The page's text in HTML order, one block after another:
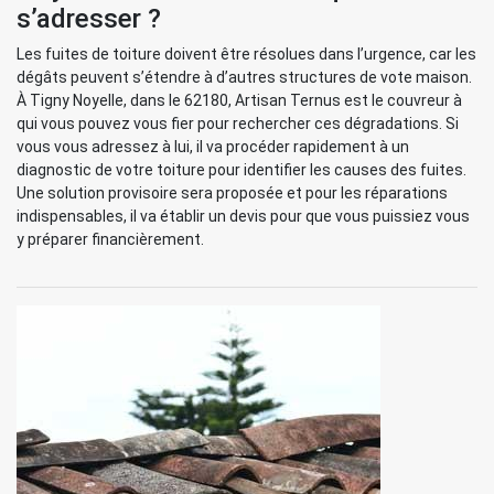
s’adresser ?
Les fuites de toiture doivent être résolues dans l’urgence, car les
dégâts peuvent s’étendre à d’autres structures de vote maison.
À Tigny Noyelle, dans le 62180, Artisan Ternus est le couvreur à
qui vous pouvez vous fier pour rechercher ces dégradations. Si
vous vous adressez à lui, il va procéder rapidement à un
diagnostic de votre toiture pour identifier les causes des fuites.
Une solution provisoire sera proposée et pour les réparations
indispensables, il va établir un devis pour que vous puissiez vous
y préparer financièrement.